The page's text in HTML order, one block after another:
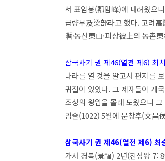
서 표암봉(瓢암峰)에 내려왔으
급량부及梁部라고 했다. 고려
潛·동산東山·피상彼上의 동촌
삼국사기 권 제46(열전 제6) 최
나라를 열 것을 알고서 편지를
귀절이 있었다. 그 제자들이 개
조상의 왕업을 몰래 도왔으니
임술(1022) 5월에 문창후(文昌
삼국사기 권 제46(열전 제6) 최
가서 경복(景福) 2년(진성왕 7: